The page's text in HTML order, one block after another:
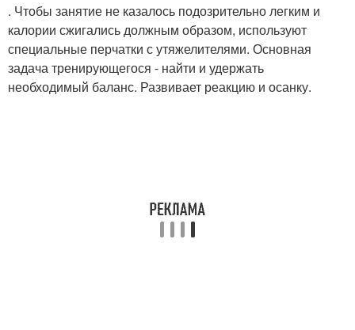
. Чтобы занятие не казалось подозрительно легким и
калории сжигались должным образом, используют
специальные перчатки с утяжелителями. Основная
задача тренирующегося - найти и удержать
необходимый баланс. Развивает реакцию и осанку.